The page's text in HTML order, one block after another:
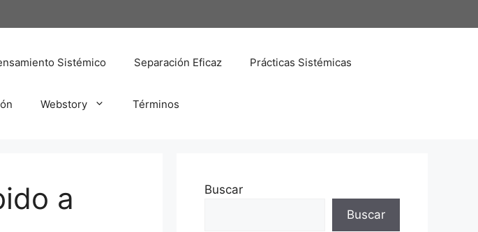
Sistémico Separación Eficaz Prácticas Sistémicas
Webstory Términos
a
Buscar
Buscar